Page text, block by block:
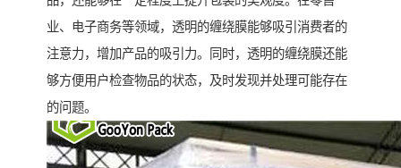
业、电子商务等领域，透明的缠绕膜能够吸引消费者的
注意力，增加产品的吸引力。同时，透明的缠绕膜还能
够方便用户检查物品的状态，及时发现并处理可能存在
的问题。